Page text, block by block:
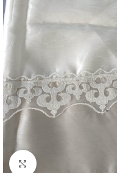
Resmi Büyüt